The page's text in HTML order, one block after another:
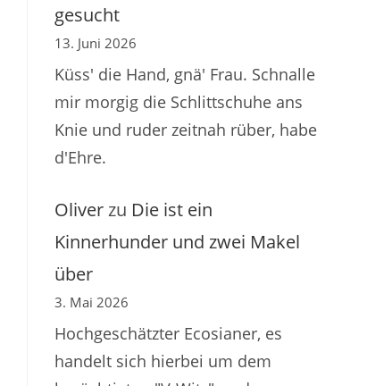
gesucht
13. Juni 2026
Küss' die Hand, gnä' Frau. Schnalle
mir morgig die Schlittschuhe ans
Knie und ruder zeitnah rüber, habe
d'Ehre.
Oliverzu Die ist ein
Kinnerhunder und zwei Makel
über
3. Mai 2026
Hochgeschätzter Ecosianer, es
handelt sich hierbei um dem